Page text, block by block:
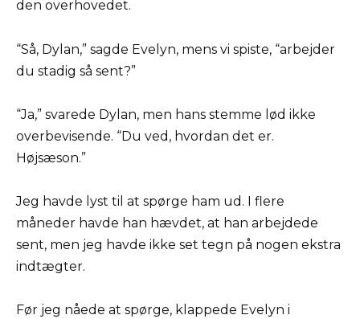
den overhovedet.
“Så, Dylan,” sagde Evelyn, mens vi spiste, “arbejder
du stadig så sent?”
“Ja,” svarede Dylan, men hans stemme lød ikke
overbevisende. “Du ved, hvordan det er.
Højsæson.”
Jeg havde lyst til at spørge ham ud. I flere
måneder havde han hævdet, at han arbejdede
sent, men jeg havde ikke set tegn på nogen ekstra
indtægter.
Før jeg nåede at spørge, klappede Evelyn i